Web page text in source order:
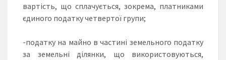
вартість, що сплачується, зокрема, платниками
єдиного податку четвертої групи;
-податку на майно в частині земельного податку
за земельні ділянки, що використовуються,